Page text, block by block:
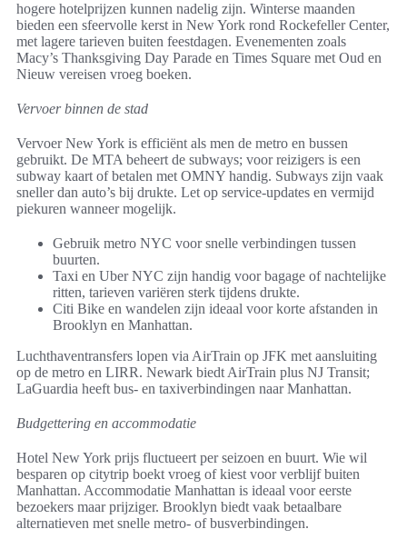
hogere hotelprijzen kunnen nadelig zijn. Winterse maanden
bieden een sfeervolle kerst in New York rond Rockefeller Center,
met lagere tarieven buiten feestdagen. Evenementen zoals
Macy’s Thanksgiving Day Parade en Times Square met Oud en
Nieuw vereisen vroeg boeken.
Vervoer binnen de stad
Vervoer New York is efficiënt als men de metro en bussen
gebruikt. De MTA beheert de subways; voor reizigers is een
subway kaart of betalen met OMNY handig. Subways zijn vaak
sneller dan auto’s bij drukte. Let op service-updates en vermijd
piekuren wanneer mogelijk.
Gebruik metro NYC voor snelle verbindingen tussen
buurten.
Taxi en Uber NYC zijn handig voor bagage of nachtelijke
ritten, tarieven variëren sterk tijdens drukte.
Citi Bike en wandelen zijn ideaal voor korte afstanden in
Brooklyn en Manhattan.
Luchthaventransfers lopen via AirTrain op JFK met aansluiting
op de metro en LIRR. Newark biedt AirTrain plus NJ Transit;
LaGuardia heeft bus- en taxiverbindingen naar Manhattan.
Budgettering en accommodatie
Hotel New York prijs fluctueert per seizoen en buurt. Wie wil
besparen op citytrip boekt vroeg of kiest voor verblijf buiten
Manhattan. Accommodatie Manhattan is ideaal voor eerste
bezoekers maar prijziger. Brooklyn biedt vaak betaalbare
alternatieven met snelle metro- of busverbindingen.